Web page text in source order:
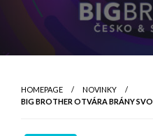
HOMEPAGE
NOVINKY
BIG BROTHER OTVÁRA BRÁNY